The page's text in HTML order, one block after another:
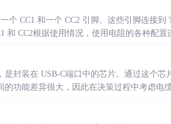
个 CC1 和一个 CC2 引脚。这些引脚连接到
和 CC2根据使用情况，使用电阻的各种配
是封装在 USB-C端口中的芯片。通过这个
功能差异很大，因此在决策过程中考虑电